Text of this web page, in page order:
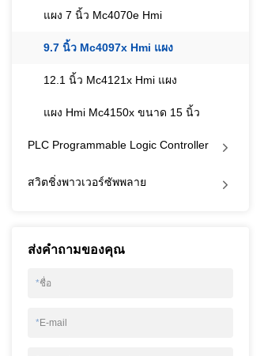
แผง 7 นิ้ว Mc4070e Hmi
9.7 นิ้ว Mc4097x Hmi แผง
12.1 นิ้ว Mc4121x Hmi แผง
แผง Hmi Mc4150x ขนาด 15 นิ้ว
PLC Programmable Logic Controller
สวิตชิ่งพาวเวอร์ซัพพลาย
ส่งคำถามของคุณ
*ชื่อ
*E-mail